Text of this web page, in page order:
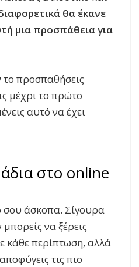
θα έκανε
μια προσπάθεια για
προσπαθήσεις
μέχρι το πρώτο
αυτό να έχει
στο online
σου άσκοπα. Σίγουρα
να ξέρεις
κάθε περίπτωση, αλλά
τις πιο